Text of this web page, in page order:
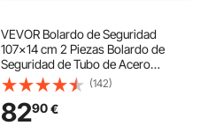
VEVOR Bolardo de Seguridad
107x14 cm 2 Piezas Bolardo de
Seguridad de Tubo de Acero
Recubrimiento de Polvo Amarillo
Barrera de Seguridad con 8 Pernos
de Anclaje para Aparcamiento,
Peatones, Escuelas
(142)
8290€